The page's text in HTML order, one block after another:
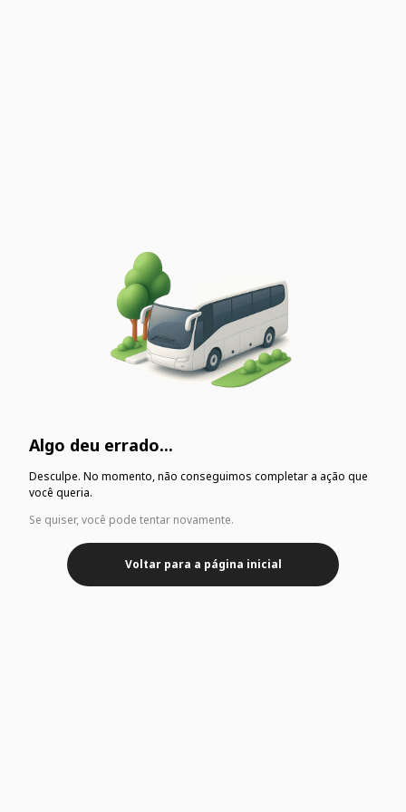
Algo deu errado...
Desculpe. No momento, não conseguimos completar a ação que
você queria.
Se quiser, você pode tentar novamente.
Voltar para a página inicial